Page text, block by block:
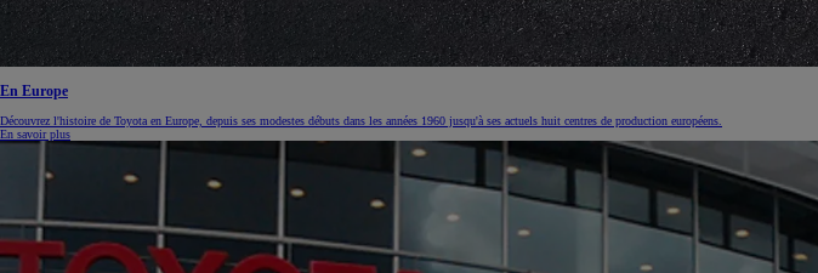
En Europe
Découvrez l'histoire de Toyota en Europe, depuis ses modestes débuts dans les années 1960 jusqu'à ses actuels huit centres de production européens.
En savoir plus